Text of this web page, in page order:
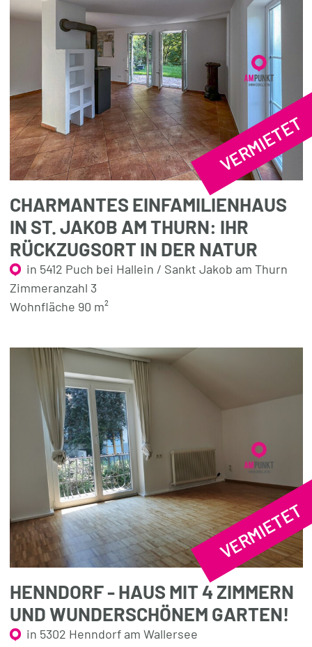
VERMIETET
CHARMANTES EINFAMILIENHAUS
IN ST. JAKOB AM THURN: IHR
RÜCKZUGSORT IN DER NATUR
in 5412 Puch bei Hallein / Sankt Jakob am Thurn
Zimmeranzahl 3
Wohnfläche 90 m²
VERMIETET
HENNDORF - HAUS MIT 4 ZIMMERN
UND WUNDERSCHÖNEM GARTEN!
in 5302 Henndorf am Wallersee